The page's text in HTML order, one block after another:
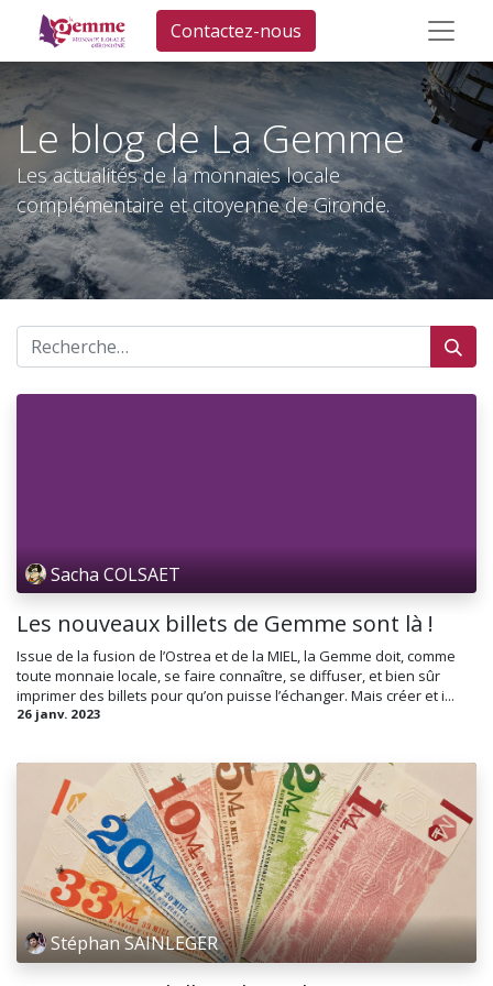
Contactez-nous
Le blog de La Gemme
Les actualités de la monnaies locale
complémentaire et citoyenne de Gironde.
Sacha COLSAET
Les nouveaux billets de Gemme sont là !
Issue de la fusion de l’Ostrea et de la MIEL, la Gemme doit, comme
toute monnaie locale, se faire connaître, se diffuser, et bien sûr
imprimer des billets pour qu’on puisse l’échanger. Mais créer et i...
26 janv. 2023
Stéphan SAINLEGER